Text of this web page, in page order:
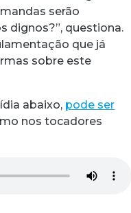
serão
dignos?”, questiona.
que já
sobre este
abaixo, pode ser
nos tocadores